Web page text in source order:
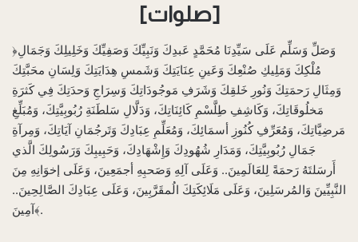
[صلوات]
‌﴿وَصَلِّ وَسَلِّم عَلَى سَيِّدِنَا مُحَمَّدٍ عَبدِكَ وَنَبِيِّكَ وَصَفِيِّكَ وَخَلِيلِكَ وَجَمَالِ
مُلْكِكَ وَمَلِيكِ صُنْعِكَ وَعَينِ عِنَايَتِكَ وَشَمسِ هِدَايَتِكَ وَلِسَانِ محَبَّتِكَ
وَمِثَالِ رَحمَتِكَ وَنُورِ خَلقِكَ وَشَرَفِ مَوجُودَاتِكَ وَسِرَاجِ وَحدَتِكَ فِي كَثرَةِ
مَخلُوقَاتِكَ، وَكَاشِفِ طِلَّسْمِ كَائِنَاتِكَ، وَدَلَّالِ سَلطَنَةِ رُبُوبِيَّتِكَ، وَمُبَلِّغِ
مَرضِيَّاتِكَ، وَمُعَرِّفِ كُنُوزِ أسمَائِكَ، وَمُعَلِّمِ عِبَادِكَ وَتَرجُمَانِ آيَاتِكَ، وَمِرآةِ
جَمَالِ رُبُوبِيَّتِكَ، وَمَدَارِ شُهُودِكَ وَإِشْهَادِكَ، وَحَبِيبِكَ وَرَسُولِكَ الَّذي
أَرسَلتَهُ رَحمَةً لِلعَالَمِينَ.. وَعَلَى آلِهِ وَصَحبِهِ أجمَعِينَ، وَعَلَى إخوَانِهِ مِنَ
النَّبِيِّينَ وَالمُرسَلِينَ، وَعَلَى مَلَائِكَتِكَ الُمقَرَّبِينَ، وَعَلَى عِبَادِكَ الصَّالِحِينَ..
آمِينَ﴾.